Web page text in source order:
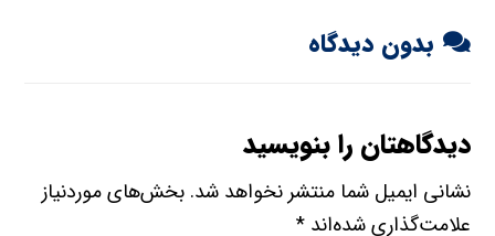
بدون دیدگاه
دیدگاهتان را بنویسید
نشانی ایمیل شما منتشر نخواهد شد. بخش‌های موردنیاز
علامت‌گذاری شده‌اند*